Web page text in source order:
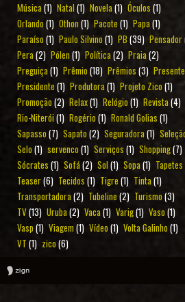
Música(1) Natal (1) Novela(1) Óculos (1)
Orlando (1) Othon (1) Pacote (1) Papa(1)
Paraíso (1) Paulo Silvino (1) PB (39) Pensador
Pera (2) Pólen (1) Política(2) Praia(2)
Preguiça(1) Prêmio (18) Prêmios (3) Presente
Presidente (1) Produtora(1) Projeto Zico (1)
Promoção (2) Relax(1) Relógio (1) Revista(4)
Rio-Niterói (1) Rogério (1) Ronald Golias (1)
Sapasso (7) Sapato (2) Seguradora(1)
Selo (1) servenco (1) Serviços (1) Shopping(7)
Sócrates (1) Sofá(2) Sol(1) Sopa(1) Tapetes
Teaser(6) Tecidos (1) Tigre (1) Tinta(1)
Transportadora(2) Tubeline (2) Turismo (3)
TV(13) Uruba(2) Vaca(1) Varig(1) Vaso (1)
Vasp (1) Viagem (1) Vídeo (1) Volta Galinho (1)
VT (1) zico (6)